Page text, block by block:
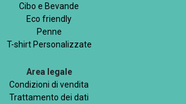
Cibo e Bevande
Eco friendly
Penne
T-shirt Personalizzate
Area legale
Condizioni di vendita
Trattamento dei dati